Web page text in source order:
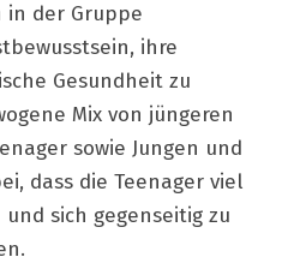
in der Gruppe
ihre
Gesundheit zu
Mix von jüngeren
sowie Jungen und
dass die Teenager viel
sich gegenseitig zu